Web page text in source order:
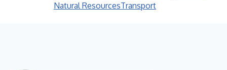
Natural ResourcesTransport